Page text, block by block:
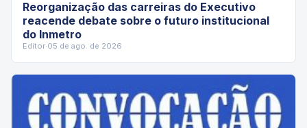
Reorganização das carreiras do Executivo
reacende debate sobre o futuro institucional
do Inmetro
Editor·05 de ago. de 2026